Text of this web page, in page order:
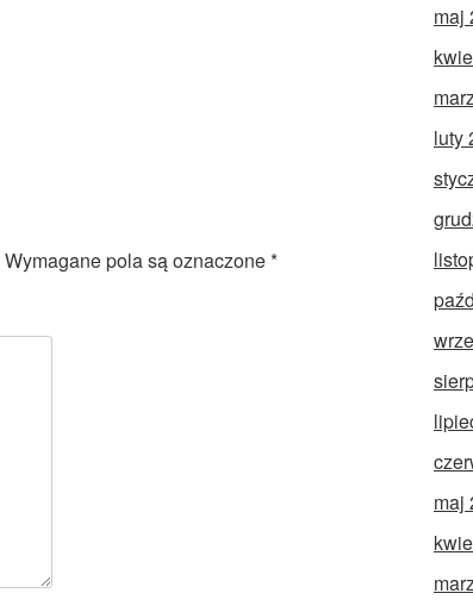
Wymagane pola są oznaczone*
maj
luty
maj